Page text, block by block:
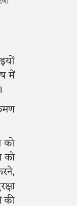
में
को
को
की